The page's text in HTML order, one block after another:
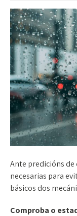
Ante predicións de
necesarias para
básicos dos
Comproba o